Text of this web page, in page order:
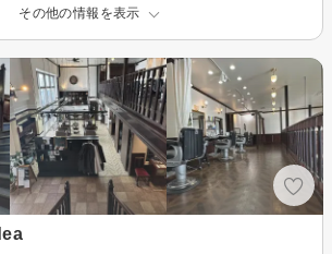
その他の情報を表示